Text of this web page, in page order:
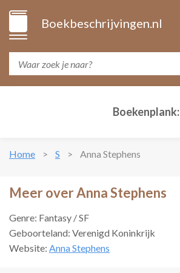
Boekbeschrijvingen.nl
Boekenplank:
Home S Anna Stephens
Meer over Anna Stephens
Genre: Fantasy / SF
Geboorteland: Verenigd Koninkrijk
Website: Anna Stephens